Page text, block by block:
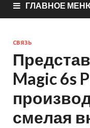
ГЛАВНОЕ
СВЯЗЬ
Magic 6s
смелая